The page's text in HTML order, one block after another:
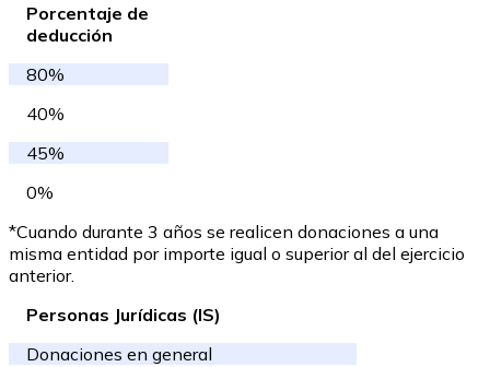
Porcentaje de
deducción
80%
40%
45%
0%
*Cuando durante 3 años se realicen donaciones a una
misma entidad por importe igual o superior al del ejercicio
anterior.
Personas Jurídicas (IS)
Donaciones en general